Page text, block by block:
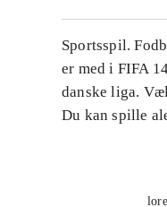
Sportsspil.
er med i FIFA
danske liga.
Du kan spille